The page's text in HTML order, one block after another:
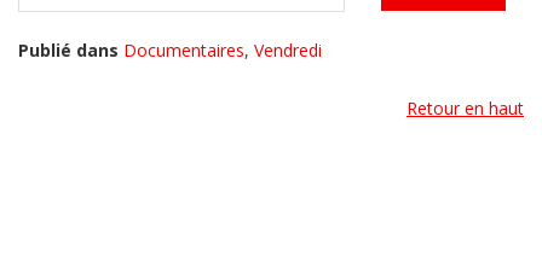
Publié dans Documentaires, Vendredi
Retour en haut